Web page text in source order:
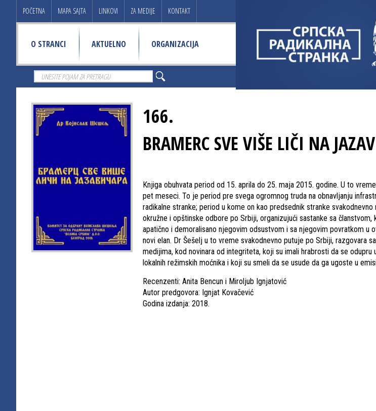
POČETNA MAPA SAJTA LINKOVI ZA MEDIJE KONTAKT
O STRANCI AKTUELNO ORGANIZACIJA
166.
BRAMERC SVE VIŠE LIČI NA
Knjiga obuhvata period od 15. aprila do 25. maja 2015. godine. U to
pet meseci. To je period pre svega ogromnog truda na obnavljanju
radikalne stranke; period u kome on kao predsednik stranke
okružne i opštinske odbore po Srbiji, organizujući sastanke sa
apatično i demoralisano njegovim odsustvom i sa njegovim povratkom u
novi elan. Dr Šešelj u to vreme svakodnevno putuje po Srbiji, razgovara
medijima, kod novinara od integriteta, koji su imali hrabrosti da se odupru
lokalnih režimskih moćnika i koji su smeli da se usude da ga ugoste u
Recenzenti: Anita Bencun i Miroljub Ignjatović
Autor predgovora: Ignjat Kovačević
Godina izdanja: 2018.